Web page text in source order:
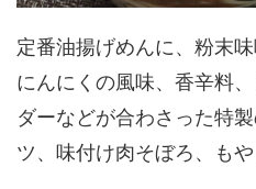
定番油揚げめんに、粉末
にんにくの風味、香辛料
ダーなどが合わさった特
ツ、味付け肉そぼろ、もや